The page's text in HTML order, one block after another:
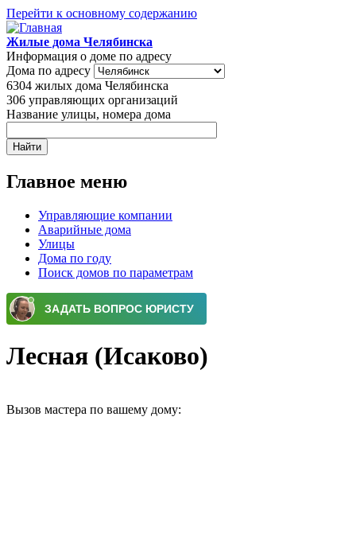
Перейти к основному содержанию
Жилые дома Челябинска
Информация о доме по адресу
Дома по адресу
6304 жилых дома Челябинска
306 управляющих организаций
Название улицы, номера дома
Главное меню
Управляющие компании
Аварийные дома
Улицы
Дома по году
Поиск домов по параметрам
Лесная (Исаково)
Вызов мастера по вашему дому: